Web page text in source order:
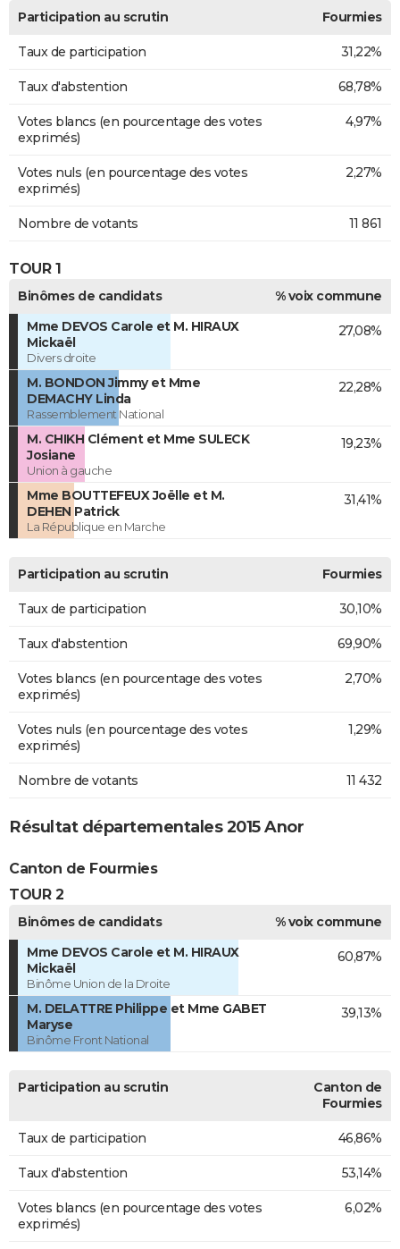
Participation au scrutin Fourmies
Taux de participation 31,22%
Taux d'abstention 68,78%
Votes blancs (en pourcentage des votes
exprimés)
4,97%
Votes nuls (en pourcentage des votes
exprimés)
2,27%
Nombre de votants 11 861
TOUR 1
Binômes de candidats
% voix commune
Mme DEVOS Carole et M. HIRAUX
Mickaël
Divers droite
27,08%
M. BONDON Jimmy et Mme
DEMACHY Linda
Rassemblement National
22,28%
M. CHIKH Clément et Mme SULECK
Josiane
Union à gauche
19,23%
Mme BOUTTEFEUX Joëlle et M.
DEHEN Patrick
La République en Marche
31,41%
Participation au scrutin Fourmies
Taux de participation 30,10%
Taux d'abstention 69,90%
Votes blancs (en pourcentage des votes
exprimés)
2,70%
Votes nuls (en pourcentage des votes
exprimés)
1,29%
Nombre de votants 11 432
Résultat départementales 2015 Anor
Canton de Fourmies
TOUR 2
Binômes de candidats
% voix commune
Mme DEVOS Carole et M. HIRAUX
Mickaël
Binôme Union de la Droite
60,87%
M. DELATTRE Philippe et Mme GABET
Maryse
Binôme Front National
39,13%
Participation au scrutin
Canton de
Fourmies
Taux de participation 46,86%
Taux d'abstention 53,14%
Votes blancs (en pourcentage des votes
exprimés)
6,02%